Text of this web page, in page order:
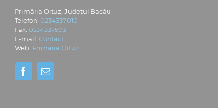
Primăria Oituz, Județul Bacău
Telefon: 0234337010
Fax: 0234337503
E-mail: Contact
Web: Primăria Oituz